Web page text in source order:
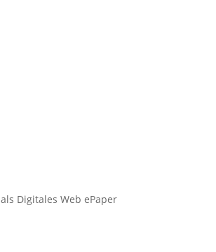
als Digitales Web ePaper